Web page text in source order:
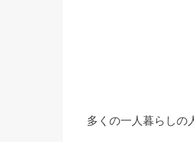
多くの一人暮らしの